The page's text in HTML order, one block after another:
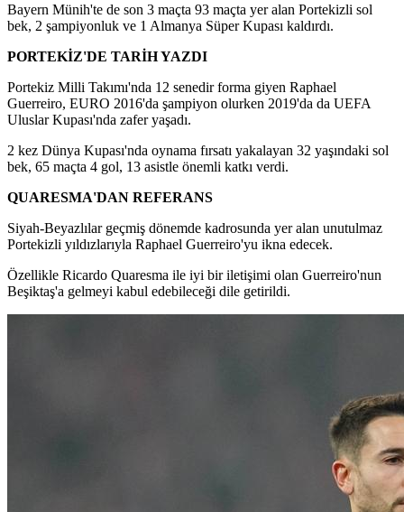
Bayern Münih'te de son 3 maçta 93 maçta yer alan Portekizli sol
bek, 2 şampiyonluk ve 1 Almanya Süper Kupası kaldırdı.
PORTEKİZ'DE TARİH YAZDI
Portekiz Milli Takımı'nda 12 senedir forma giyen Raphael
Guerreiro, EURO 2016'da şampiyon olurken 2019'da da UEFA
Uluslar Kupası'nda zafer yaşadı.
2 kez Dünya Kupası'nda oynama fırsatı yakalayan 32 yaşındaki sol
bek, 65 maçta 4 gol, 13 asistle önemli katkı verdi.
QUARESMA'DAN REFERANS
Siyah-Beyazlılar geçmiş dönemde kadrosunda yer alan unutulmaz
Portekizli yıldızlarıyla Raphael Guerreiro'yu ikna edecek.
Özellikle Ricardo Quaresma ile iyi bir iletişimi olan Guerreiro'nun
Beşiktaş'a gelmeyi kabul edebileceği dile getirildi.